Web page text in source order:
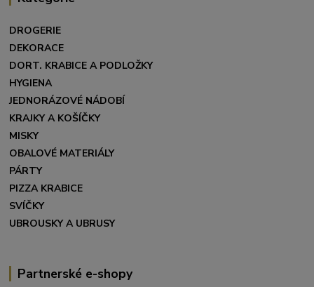
DROGERIE
DEKORACE
DORT. KRABICE A PODLOŽKY
HYGIENA
JEDNORÁZOVÉ NÁDOBÍ
KRAJKY A KOŠÍČKY
MISKY
OBALOVÉ MATERIÁLY
PÁRTY
PIZZA KRABICE
SVÍČKY
UBROUSKY A UBRUSY
Partnerské e-shopy